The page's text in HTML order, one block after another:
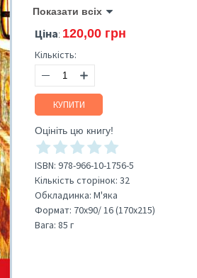
Показати всіх
Ціна: 120,00 грн
Кількість:
КУПИТИ
Оцініть цю книгу!
ISBN: 978-966-10-1756-5
Кількість сторінок: 32
Обкладинка: М'яка
Формат: 70х90/ 16 (170х215)
Вага: 85 г